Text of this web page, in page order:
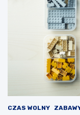
CZAS WOLNY